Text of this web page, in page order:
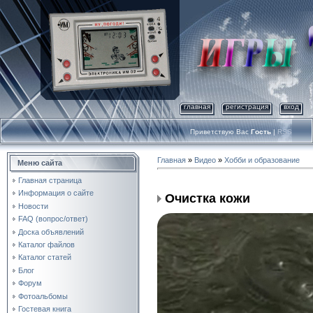
главная регистрация вход
Приветствую Вас Гость | RSS
Меню сайта
Главная страница
Информация о сайте
Новости
FAQ (вопрос/ответ)
Доска объявлений
Каталог файлов
Каталог статей
Блог
Форум
Фотоальбомы
Гостевая книга
Главная » Видео » Хобби и образование
Очистка кожи